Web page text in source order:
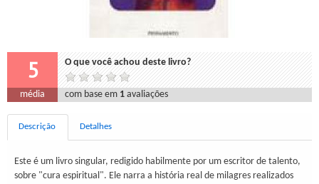
5 O que você achou deste livro?
média com base em 1 avaliações
Descrição Detalhes
Este é um livro singular, redigido habilmente por um escritor de talento,
sobre "cura espiritual". Ele narra a história real de milagres realizados